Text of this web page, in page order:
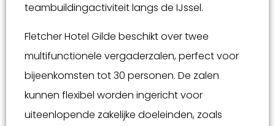
teambuildingactiviteit langs de IJssel.
Fletcher Hotel Gilde beschikt over twee
multifunctionele vergaderzalen, perfect voor
bijeenkomsten tot 30 personen. De zalen
kunnen flexibel worden ingericht voor
uiteenlopende zakelijke doeleinden, zoals